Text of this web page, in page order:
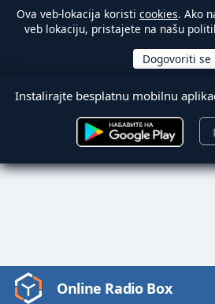
Ova veb-lokacija koristi cookies. Ako
veb lokaciju, pristajete na našu
Instalirajte besplatnu mobilnu
Video
Online Radio Box